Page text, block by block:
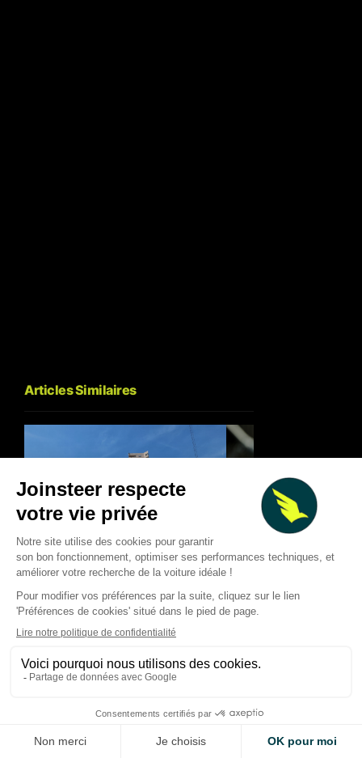
LA VOITURE DE VOS RÊVES
Articles Similaires
Classement mi-saison 2026
des pilotes de F1 : les
Prix
Thibaud Carrai
F1 : forte baisse
pistes de